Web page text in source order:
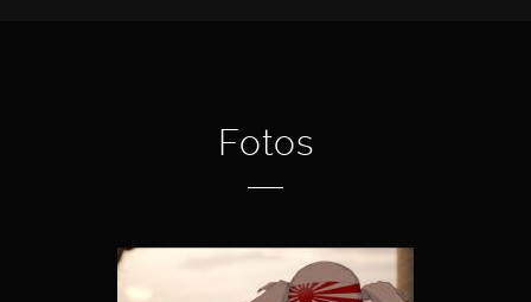
Fotos